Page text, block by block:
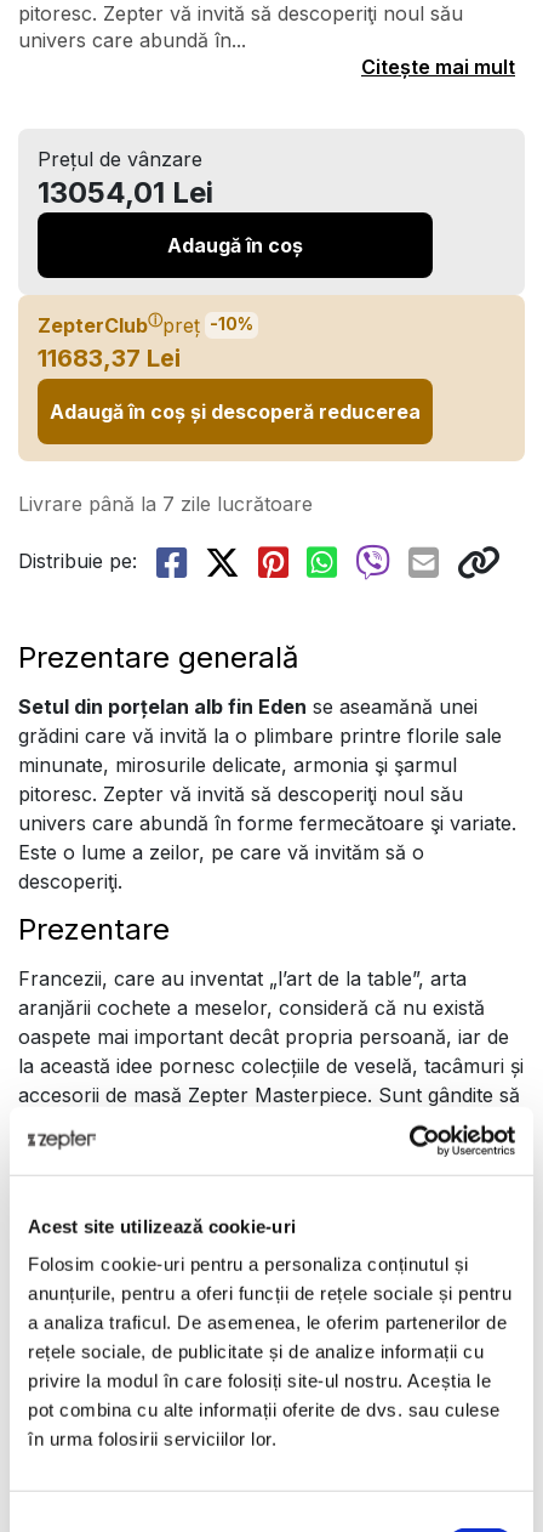
Acest site utilizează cookie-uri
Folosim cookie-uri pentru a personaliza conținutul și
anunțurile, pentru a oferi funcții de rețele sociale și pentru
a analiza traficul. De asemenea, le oferim partenerilor de
rețele sociale, de publicitate și de analize informații cu
privire la modul în care folosiți site-ul nostru. Aceștia le
pot combina cu alte informații oferite de dvs. sau culese
în urma folosirii serviciilor lor.
pitoresc. Zepter vă invită să descoperiţi noul său
univers care abundă în...
Citește mai mult
Prețul de vânzare
13054,01 Lei
Adaugă în coș
ZepterClubⓘpreț -10%
11683,37 Lei
Adaugă în coș și descoperă reducerea
Livrare până la 7 zile lucrătoare
Distribuie pe:
Prezentare generală
Setul din porțelan alb fin Eden se aseamănă unei
grădini care vă invită la o plimbare printre florile sale
minunate, mirosurile delicate, armonia şi şarmul
pitoresc. Zepter vă invită să descoperiţi noul său
univers care abundă în forme fermecătoare şi variate.
Este o lume a zeilor, pe care vă invităm să o
descoperiţi.
Prezentare
Francezii, care au inventat „l’art de la table”, arta
aranjării cochete a meselor, consideră că nu există
oaspete mai important decât propria persoană, iar de
la această idee pornesc colecțiile de veselă, tacâmuri și
accesorii de masă Zepter Masterpiece. Sunt gândite să
combine eleganța cu designul funcțional și ergonomic,
astfel încât să să le poți folosi la fel de ușor pentru un
mic-dejun de o persoană, o cină elegantă sau o
petrecere cu mulți invitați.
Porțelanul dur e ars la temperaturi foarte ridicate, ca
să reziste inclusiv la zgârieturi făcute de obiecte de
inox. Realizate de meșteșugari cu zeci de ani de
ucenicie la activ, creațiile Zepter sunt atipice de la
primul până la ultimul pas al procesului de
manufacturare.
Setul din porțelan alb fin Eden este perfect pentru 6